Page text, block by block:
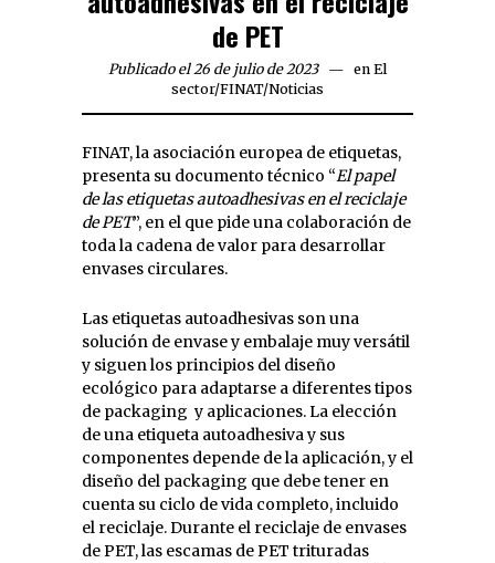
de PET
Publicado el 26 de julio de 2023 en El
sector/FINAT/Noticias
FINAT, la asociación europea de etiquetas,
presenta su documento técnico “El papel
de las etiquetas autoadhesivas en el reciclaje
de PET”, en el que pide una colaboración de
toda la cadena de valor para desarrollar
envases circulares.
Las etiquetas autoadhesivas son una
solución de envase y embalaje muy versátil
y siguen los principios del diseño
ecológico para adaptarse a diferentes tipos
de packaging y aplicaciones. La elección
de una etiqueta autoadhesiva y sus
componentes depende de la aplicación, y el
diseño del packaging que debe tener en
cuenta su ciclo de vida completo, incluido
el reciclaje. Durante el reciclaje de envases
de PET, las escamas de PET trituradas